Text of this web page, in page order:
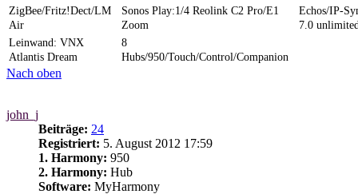
ZigBee/Fritz!Dect/LM
Air
Sonos Play:1/4 Reolink C2 Pro/E1
Zoom
Echos/IP-
7.0
Leinwand: VNX
Atlantis Dream
8
Hubs/950/Touch/Control/Companion
Nach oben
john_j
Beiträge: 24
Registriert: 5. August 2012 17:59
1. Harmony: 950
2. Harmony: Hub
Software: MyHarmony